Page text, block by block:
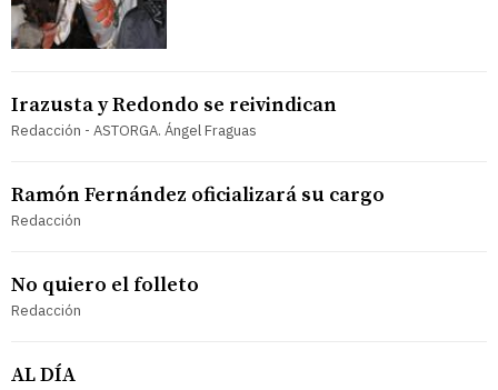
Irazusta y Redondo se reivindican
Redacción - ASTORGA. Ángel Fraguas
Ramón Fernández oficializará su cargo
Redacción
No quiero el folleto
Redacción
AL DÍA